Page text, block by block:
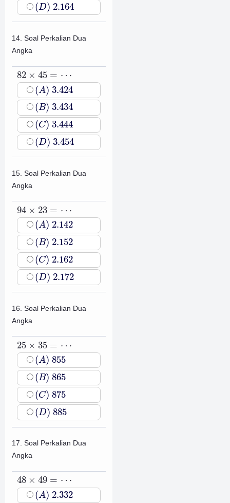
(D) 2.164
14. Soal Perkalian Dua
Angka
82 × 45 = ⋯
82×45=⋯
(A) 3.424
(A)3.424
(B) 3.434
(B)3.434
(C) 3.444
(C)3.444
(D) 3.454
(D)3.454
15. Soal Perkalian Dua
Angka
94 × 23 = ⋯
94 ×23=⋯
(A) 2.142
(A)2.142
(B) 2.152
(B)2.152
(C) 2.162
(C)2.162
(D) 2.172
(D)2.172
16. Soal Perkalian Dua
Angka
25 × 35 = ⋯
25 ×35=⋯
(A) 855
(A)855
(B) 865
(B)865
(C) 875
(C)875
(D) 885
(D)885
17. Soal Perkalian Dua
Angka
48 × 49 = ⋯
48 ×49=⋯
(A) 2.332
(A)2.332